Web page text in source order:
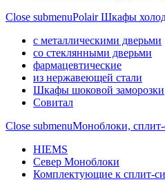
Close submenuPolair Шкафы
с металлическими дверьми
со стеклянными дверьми
фармацевтические
из нержавеющей стали
Шкафы шоковой заморозки
Совитал
Close submenuМоноблоки,
HIEMS
Север Моноблоки
Комплектующие к сплит-